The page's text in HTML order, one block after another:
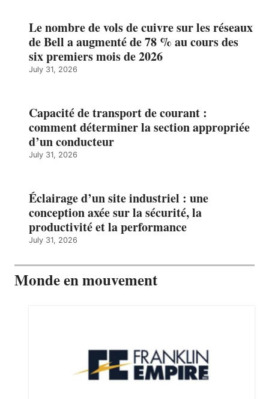
Le nombre de vols de cuivre sur les réseaux
de Bell a augmenté de 78 % au cours des
six premiers mois de 2026
July 31, 2026
Capacité de transport de courant :
comment déterminer la section appropriée
d’un conducteur
July 31, 2026
Éclairage d’un site industriel : une
conception axée sur la sécurité, la
productivité et la performance
July 31, 2026
Monde en mouvement